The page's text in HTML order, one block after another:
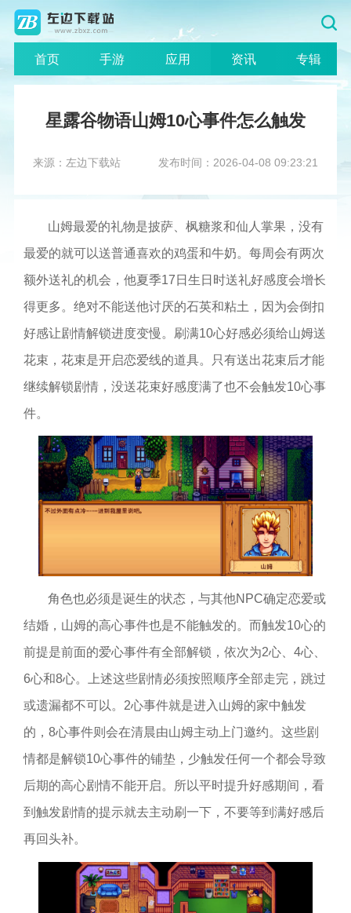
首页 手游 应用 资讯 专辑
星露谷物语山姆10心事件怎么触发
来源：左边下载站 发布时间：2026-04-08 09:23:21
山姆最爱的礼物是披萨、枫糖浆和仙人掌果，没有
最爱的就可以送普通喜欢的鸡蛋和牛奶。每周会有两次
额外送礼的机会，他夏季17日生日时送礼好感度会增长
得更多。绝对不能送他讨厌的石英和粘土，因为会倒扣
好感让剧情解锁进度变慢。刷满10心好感必须给山姆送
花束，花束是开启恋爱线的道具。只有送出花束后才能
继续解锁剧情，没送花束好感度满了也不会触发10心事
件。
角色也必须是诞生的状态，与其他NPC确定恋爱或
结婚，山姆的高心事件也是不能触发的。而触发10心的
前提是前面的爱心事件有全部解锁，依次为2心、4心、
6心和8心。上述这些剧情必须按照顺序全部走完，跳过
或遗漏都不可以。2心事件就是进入山姆的家中触发
的，8心事件则会在清晨由山姆主动上门邀约。这些剧
情都是解锁10心事件的铺垫，少触发任何一个都会导致
后期的高心剧情不能开启。所以平时提升好感期间，看
到触发剧情的提示就去主动刷一下，不要等到满好感后
再回头补。